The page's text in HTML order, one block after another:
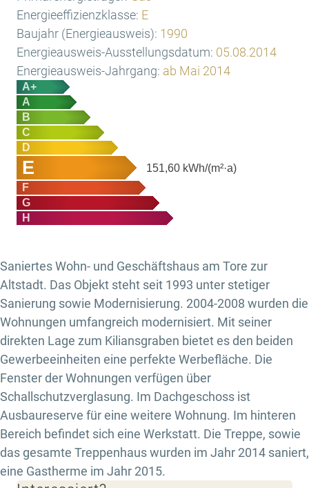
Energieeffizienzklasse: E
Baujahr (Energieausweis): 1990
Energieausweis-Ausstellungsdatum: 05.08.2014
Energieausweis-Jahrgang: ab Mai 2014
A+
A
B
C
D
E 151,60 kWh/(m²·a)
F
G
H
Saniertes Wohn- und Geschäftshaus am Tore zur
Altstadt. Das Objekt steht seit 1993 unter stetiger
Sanierung sowie Modernisierung. 2004-2008 wurden die
Wohnungen umfangreich modernisiert. Mit seiner
direkten Lage zum Kiliansgraben bietet es den beiden
Gewerbeeinheiten eine perfekte Werbefläche. Die
Fenster der Wohnungen verfügen über
Schallschutzverglasung. Im Dachgeschoss ist
Ausbaureserve für eine weitere Wohnung. Im hinteren
Bereich befindet sich eine Werkstatt. Die Treppe, sowie
das gesamte Treppenhaus wurden im Jahr 2014 saniert,
eine Gastherme im Jahr 2015.